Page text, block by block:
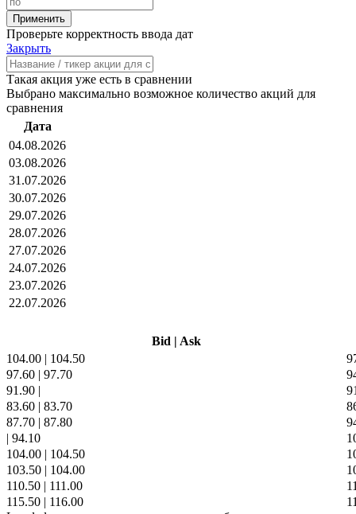
Проверьте корректность ввода дат
Закрыть
Такая акция уже есть в сравнении
Выбрано максимально возможное количество акций для
сравнения
Дата
04.08.2026
03.08.2026
31.07.2026
30.07.2026
29.07.2026
28.07.2026
27.07.2026
24.07.2026
23.07.2026
22.07.2026
Bid | Ask
104.00 | 104.50
97.60 | 97.70
91.90 |
83.60 | 83.70
87.70 | 87.80
| 94.10
104.00 | 104.50
103.50 | 104.00
110.50 | 111.00
115.50 | 116.00